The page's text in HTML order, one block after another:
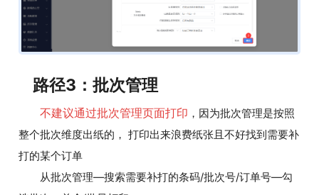
路径3：批次管理
不建议通过批次管理页面打印 ，因为批次管理是按照
整个批次维度出纸的， 打印出来浪费纸张且不好找到需要补
打的某个订单
从批次管理—搜索需要补打的条码/批次号/订单号—勾